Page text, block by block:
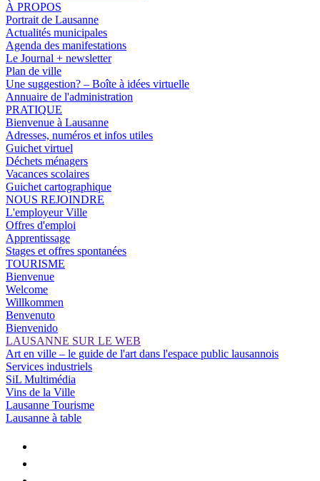
À PROPOS
Portrait de Lausanne
Actualités municipales
Agenda des manifestations
Le Journal + newsletter
Plan de ville
Une suggestion? – Boîte à idées virtuelle
Annuaire de l'administration
PRATIQUE
Bienvenue à Lausanne
Adresses, numéros et infos utiles
Guichet virtuel
Déchets ménagers
Vacances scolaires
Guichet cartographique
NOUS REJOINDRE
L'employeur Ville
Offres d'emploi
Apprentissage
Stages et offres spontanées
TOURISME
Bienvenue
Welcome
Willkommen
Benvenuto
Bienvenido
LAUSANNE SUR LE WEB
Art en ville – le guide de l'art dans l'espace public lausannois
Services industriels
SiL Multimédia
Vins de la Ville
Lausanne Tourisme
Lausanne à table